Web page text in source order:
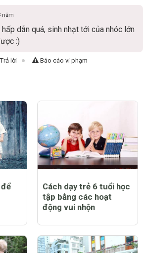
năm
hấp dẫn quá, sinh nhạt tới của nhóc lớn
:)
Trả lời Báo cáo vi phạm
Cách dạy trẻ 6 tuổi học
tập bằng các hoạt
động vui nhộn